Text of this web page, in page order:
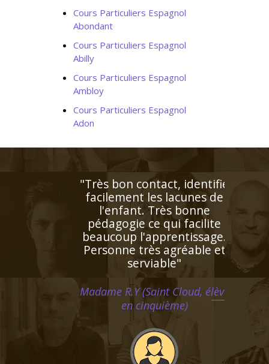
Cours Particuliers Espagnol
Abondant
Cours Particuliers Espagnol
Abilly
Cours Particuliers Espagnol
Ambloy
Cours Particuliers Espagnol
Adon
"Respect des horaires et
maîtrise du programme ce
qui est très appréciable. Le
professeur est posé et très
attentif aux besoins de ma
fille qui progresse de façon
remarquable"
Madame C.K (Verneuil sur
Seine, élève en primaire)